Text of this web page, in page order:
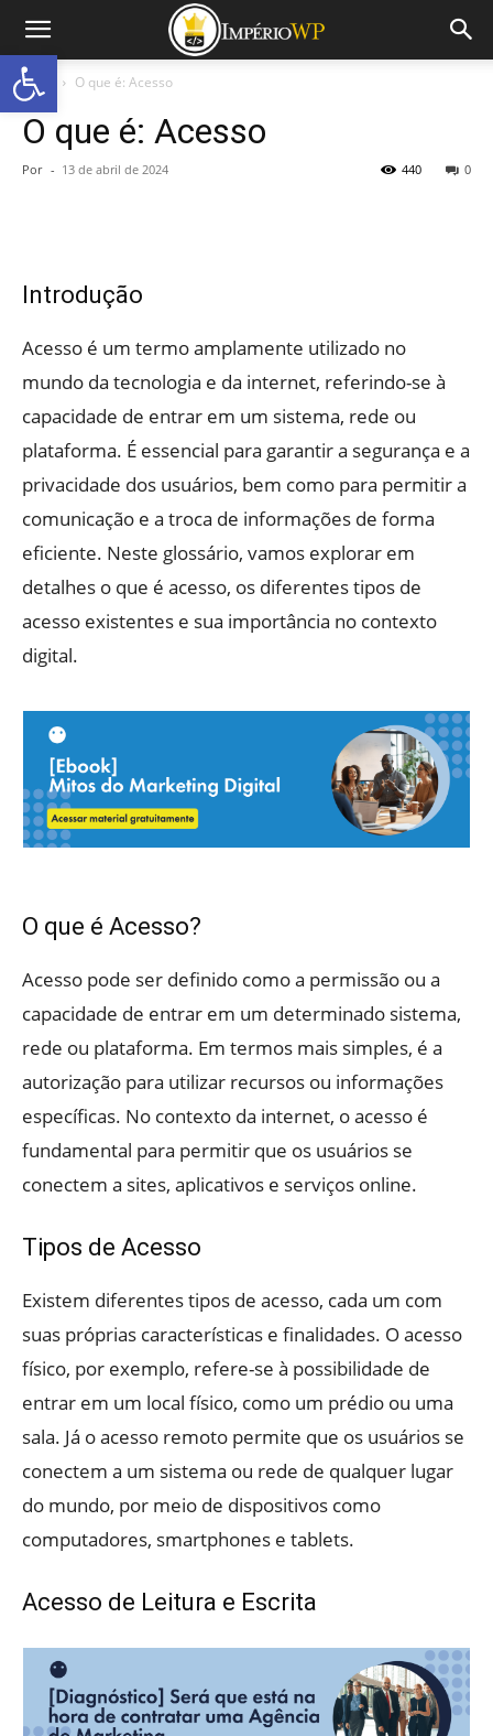
Início O que é: Acesso
O que é: Acesso
Por - 13 de abril de 2024 0
440
Introdução
Acesso é um termo amplamente utilizado no
mundo da tecnologia e da internet, referindo-se à
capacidade de entrar em um sistema, rede ou
plataforma. É essencial para garantir a segurança e a
privacidade dos usuários, bem como para permitir a
comunicação e a troca de informações de forma
eficiente. Neste glossário, vamos explorar em
detalhes o que é acesso, os diferentes tipos de
acesso existentes e sua importância no contexto
digital.
O que é Acesso?
Acesso pode ser definido como a permissão ou a
capacidade de entrar em um determinado sistema,
rede ou plataforma. Em termos mais simples, é a
autorização para utilizar recursos ou informações
específicas. No contexto da internet, o acesso é
fundamental para permitir que os usuários se
conectem a sites, aplicativos e serviços online.
Tipos de Acesso
Existem diferentes tipos de acesso, cada um com
suas próprias características e finalidades. O acesso
físico, por exemplo, refere-se à possibilidade de
entrar em um local físico, como um prédio ou uma
sala. Já o acesso remoto permite que os usuários se
conectem a um sistema ou rede de qualquer lugar
do mundo, por meio de dispositivos como
computadores, smartphones e tablets.
Acesso de Leitura e Escrita
Abrir a barra de ferramentas